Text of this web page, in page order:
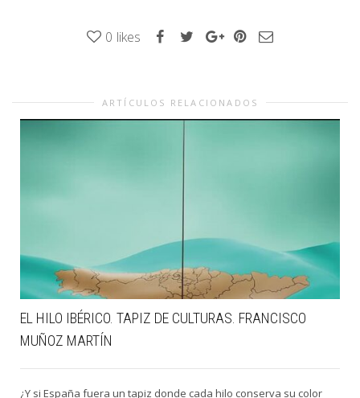
0 likes
ARTÍCULOS RELACIONADOS
EL HILO IBÉRICO. TAPIZ DE CULTURAS. FRANCISCO
MUÑOZ MARTÍN
¿Y si España fuera un tapiz donde cada hilo conserva su color